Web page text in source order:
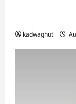
kadwaghut